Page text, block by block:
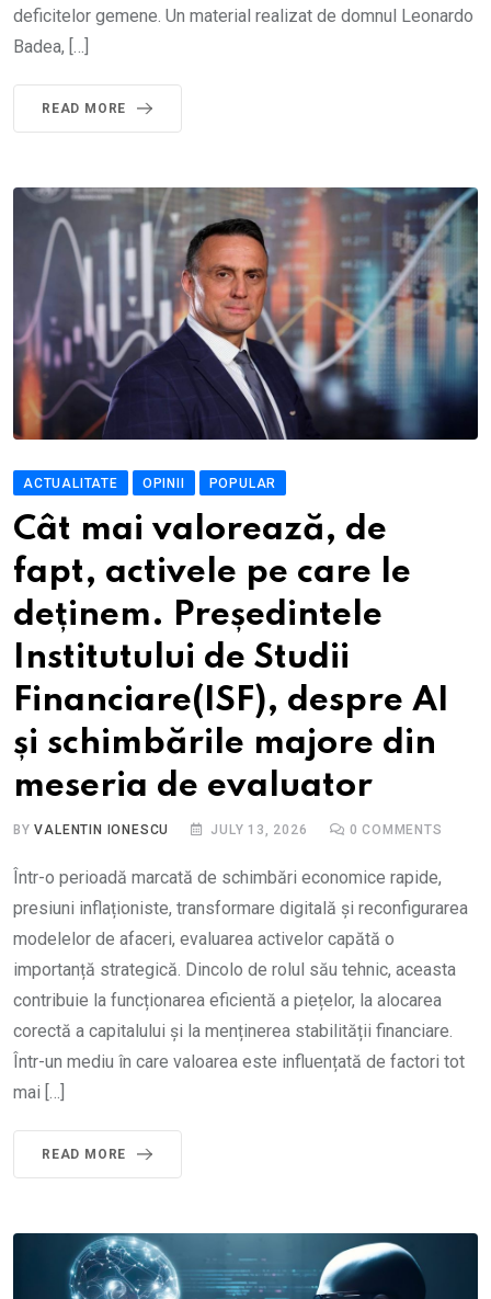
deficitelor gemene. Un material realizat de domnul Leonardo
Badea, […]
READ MORE
ACTUALITATE OPINII POPULAR
Cât mai valorează, de
fapt, activele pe care le
deținem. Președintele
Institutului de Studii
Financiare(ISF), despre AI
și schimbările majore din
meseria de evaluator
BYVALENTIN IONESCU JULY 13, 2026 0 COMMENTS
Într-o perioadă marcată de schimbări economice rapide,
presiuni inflaționiste, transformare digitală și reconfigurarea
modelelor de afaceri, evaluarea activelor capătă o
importanță strategică. Dincolo de rolul său tehnic, aceasta
contribuie la funcționarea eficientă a piețelor, la alocarea
corectă a capitalului și la menținerea stabilității financiare.
Într-un mediu în care valoarea este influențată de factori tot
mai […]
READ MORE